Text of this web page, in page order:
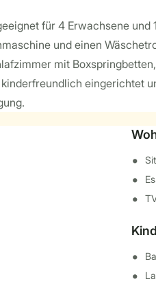
für 4 Erwachsene
und einen
mit
eingerichtet